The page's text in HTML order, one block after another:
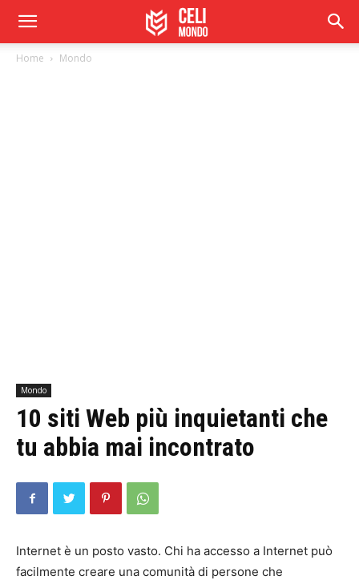
Home Mondo
Mondo
10 siti Web più inquietanti che
tu abbia mai incontrato
Internet è un posto vasto. Chi ha accesso a Internet può
facilmente creare una comunità di persone che